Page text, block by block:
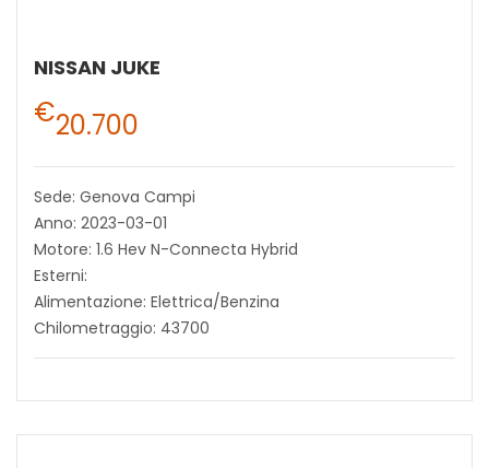
NISSAN JUKE
€20.700
Sede: Genova Campi
Anno: 2023-03-01
Motore: 1.6 Hev N-Connecta Hybrid
Esterni:
Alimentazione: Elettrica/Benzina
Chilometraggio: 43700